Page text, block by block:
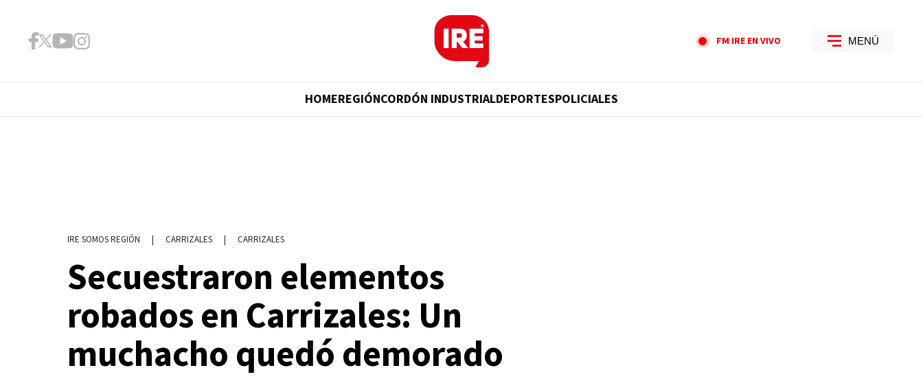
FM IRE EN VIVO MENÚ
HOMEREGIÓNCORDÓN INDUSTRIALDEPORTESPOLICIALES
IRE SOMOS REGIÓN | CARRIZALES | CARRIZALES
Secuestraron elementos
robados en Carrizales: Un
muchacho quedó demorado